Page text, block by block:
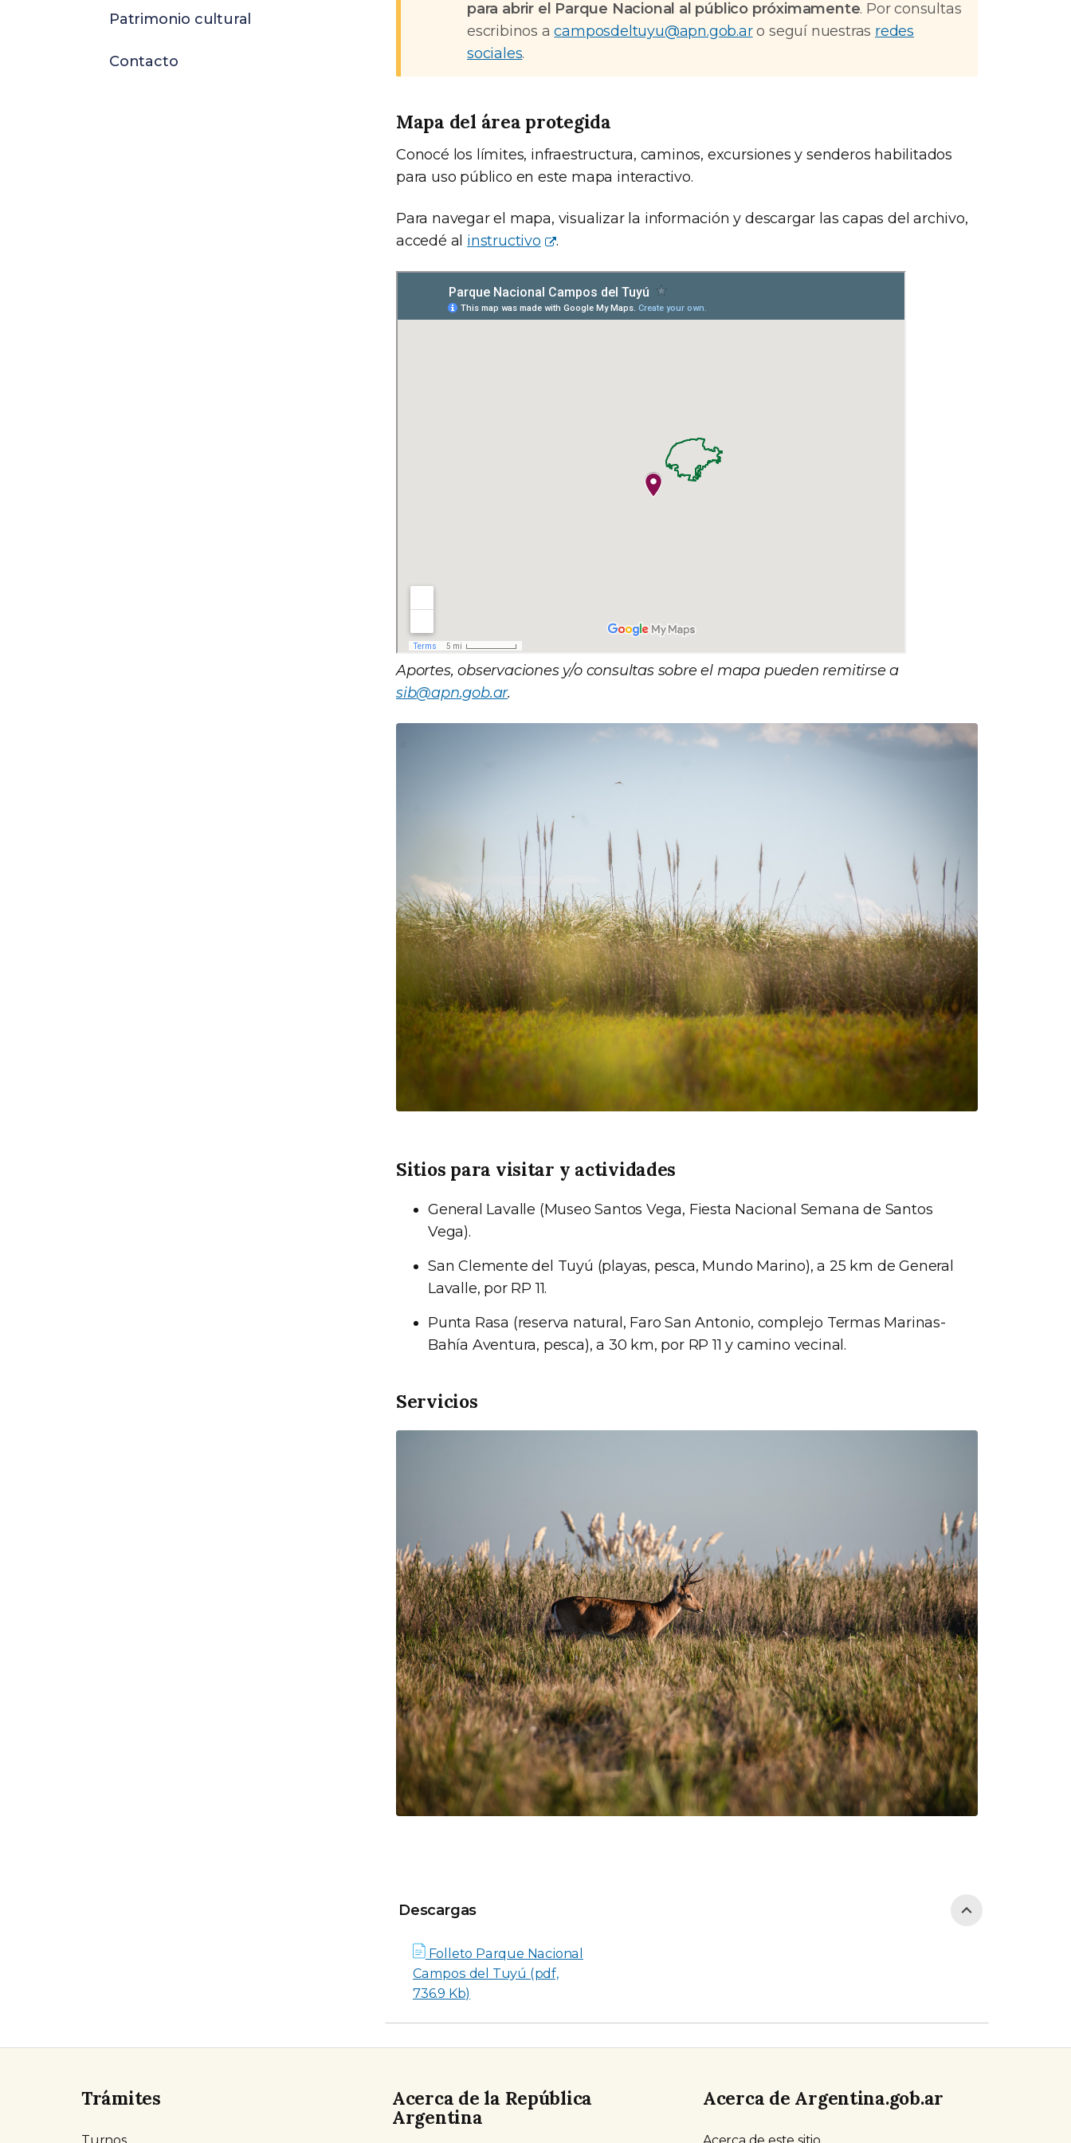
para abrir el Parque Nacional al público próximamente. Por consultas
escribinos acamposdeltuyu@apn.gob.aro seguí nuestras redes
sociales.
Mapa del área protegida
Conocé los límites, infraestructura, caminos, excursiones y senderos habilitados
para uso público en este mapa interactivo.
Para navegar el mapa, visualizar la información y descargar las capas del archivo,
accedé al instructivo .
Aportes, observaciones y/o consultas sobre el mapa pueden remitirse a
sib@apn.gob.ar.
Sitios para visitar y actividades
General Lavalle (Museo Santos Vega, Fiesta Nacional Semana de Santos
Vega).
San Clemente del Tuyú (playas, pesca, Mundo Marino), a 25 km de General
Lavalle, por RP 11.
Punta Rasa (reserva natural, Faro San Antonio, complejo Termas Marinas-
Bahía Aventura, pesca), a 30 km, por RP 11 y camino vecinal.
Servicios
Descargas
Descargas
Folleto Parque Nacional
Campos del Tuyú (pdf,
736.9 Kb)
Patrimonio cultural
Contacto
Trámites
Acerca de la República
Argentina
Acerca de Argentina.gob.ar